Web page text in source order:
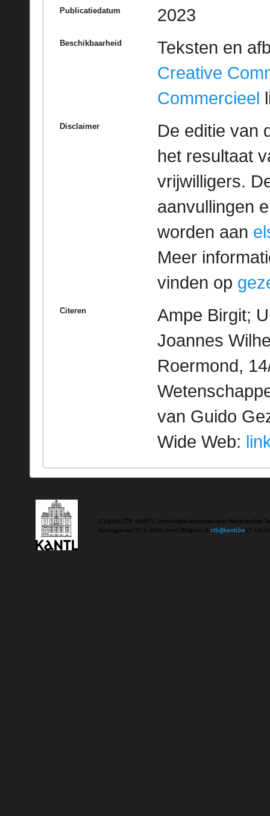
Publicatiedatum 2023
Beschikbaarheid
Teksten en
Creative
Commercieel
Disclaimer
De editie van
het resultaat
vrijwilligers.
aanvullingen
worden aan
Meer
vinden op
Citeren
Ampe Birgit;
Joannes
Roermond,
van Guido
Wide Web:
(C) 2020 CTB - KANTL | Koninklijke Academie voor Nederlandse
Koningstraat 18 | b-9000 Gent | Belgium | E ctb@kantl.be | T +32